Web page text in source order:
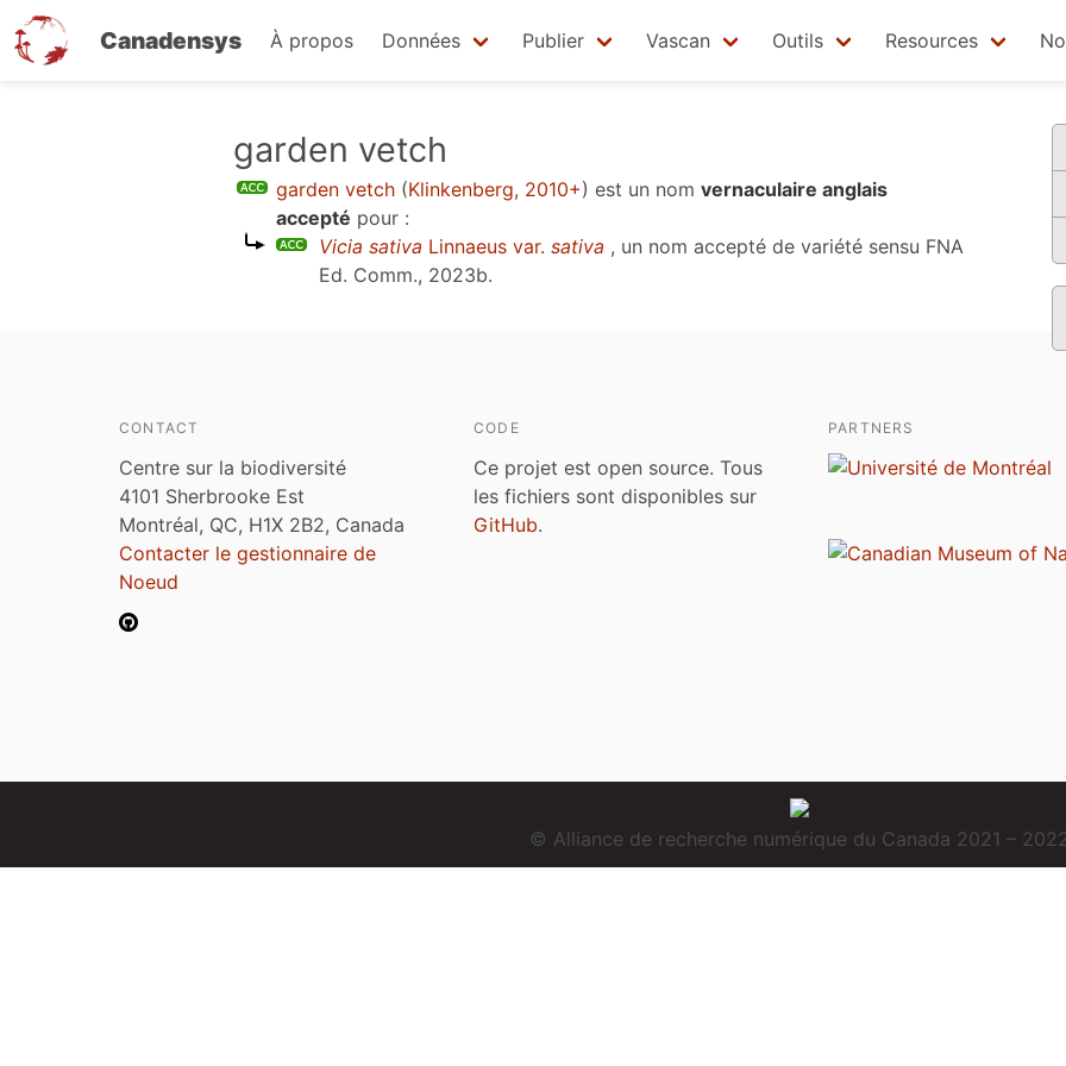
Canadensys À propos Données Publier Vascan Outils Resources
garden vetch
garden vetch (Klinkenberg, 2010+) est un nom vernaculaire anglais
accepté pour :
Vicia sativa Linnaeus var. sativa , un nom accepté de variété sensu FNA
Ed. Comm., 2023b.
CONTACT
Centre sur la biodiversité
4101 Sherbrooke Est
Montréal, QC, H1X 2B2, Canada
Contacter le gestionnaire de
Noeud
CODE
Ce projet est open source. Tous
les fichiers sont disponibles sur
GitHub.
PARTNERS
© Alliance de recherche numérique du Canada 2021 –